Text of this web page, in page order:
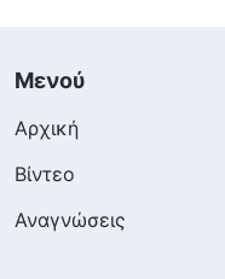
Μενού
Αρχική
Βίντεο
Αναγνώσεις